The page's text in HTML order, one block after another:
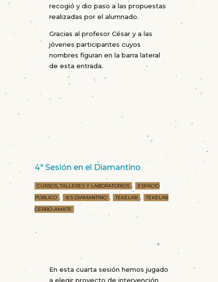
recogió y dio paso a las propuestas
realizadas por el alumnado.
Gracias al profesor César y a las
jóvenes participantes cuyos
nombres figuran en la barra lateral
de esta entrada.
4ª Sesión en el Diamantino
CURSOS, TALLERES Y LABORATORIOS ,
ESPACIO
PÚBLICO , IES DIAMANTINO , TEKELAB ,
TEKELAB
CERRO-AMATE
En esta cuarta sesión hemos jugado
a elegir proyecto de intervención